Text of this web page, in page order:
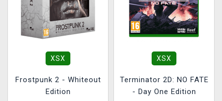
XSX
Frostpunk 2 - Whiteout
Edition
XSX
Terminator 2D: NO FATE
- Day One Edition